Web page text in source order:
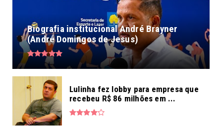
Biografia institucional André Brayner
(André Domingos de Jesus)
Lulinha fez lobby para empresa que
recebeu R$ 86 milhões em ...